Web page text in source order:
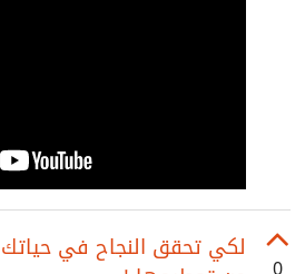
لكي تحقق النجاح في